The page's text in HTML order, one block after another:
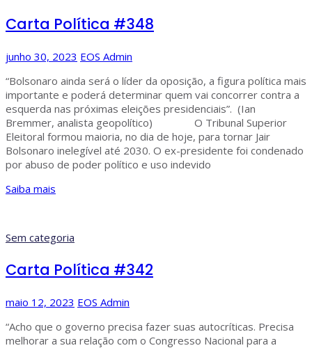
Carta Política #348
junho 30, 2023 EOS Admin
“Bolsonaro ainda será o líder da oposição, a figura política mais
importante e poderá determinar quem vai concorrer contra a
esquerda nas próximas eleições presidenciais”. (Ian
Bremmer, analista geopolítico) O Tribunal Superior
Eleitoral formou maioria, no dia de hoje, para tornar Jair
Bolsonaro inelegível até 2030. O ex-presidente foi condenado
por abuso de poder político e uso indevido
Saiba mais
Sem categoria
Carta Política #342
maio 12, 2023 EOS Admin
“Acho que o governo precisa fazer suas autocríticas. Precisa
melhorar a sua relação com o Congresso Nacional para a